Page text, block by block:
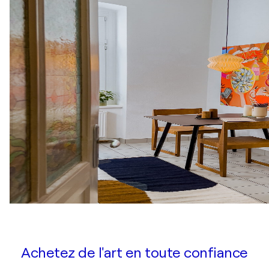
Achetez de l'art en toute confiance